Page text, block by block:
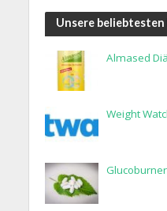
Unsere
Almased
Weight
Glucoburner